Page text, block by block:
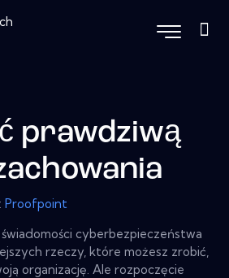
prawdziwą
Proofpoint
cyberbezpieczeństwa
rzeczy, które możesz zrobić,
organizację. Ale rozpoczęcie